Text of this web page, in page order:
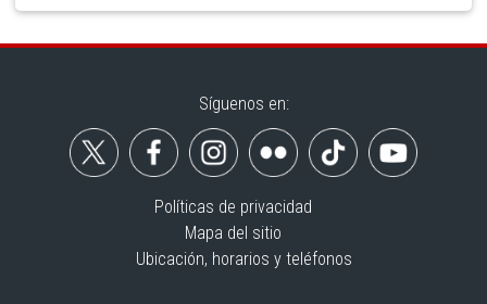
Síguenos en:
Políticas de privacidad
Mapa del sitio
Ubicación, horarios y teléfonos